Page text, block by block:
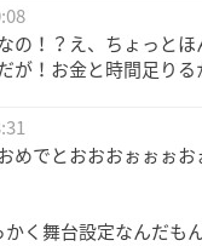
の！？え、ちょっと
が！お金と時間足り
めでとおおおぉぉぉ
く舞台設定なんだ